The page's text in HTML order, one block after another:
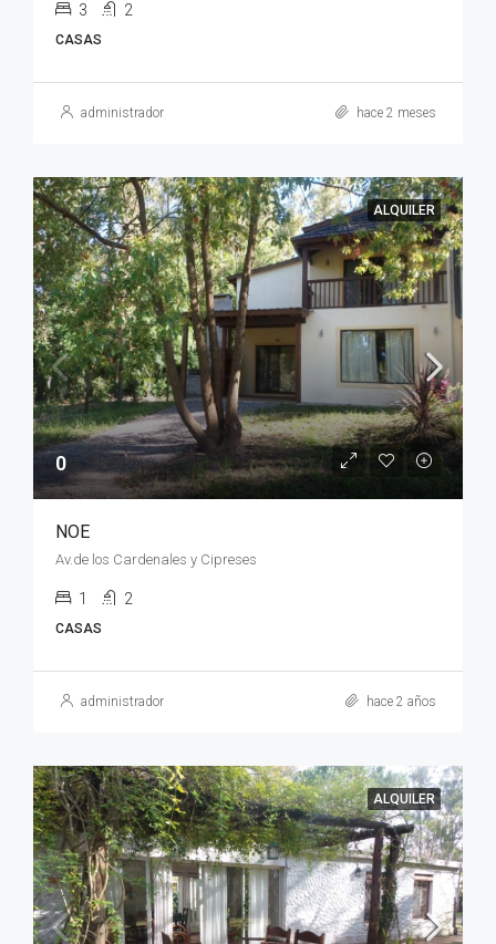
3 2
CASAS
administrador hace 2 meses
ALQUILER
0
NOE
Av.de los Cardenales y Cipreses
1 2
CASAS
administrador hace 2 años
ALQUILER